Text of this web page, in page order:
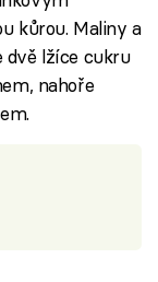
kůrou. Maliny a
dvě lžíce cukru
nahoře